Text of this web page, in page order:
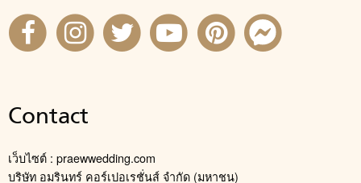
Contact
เว็บไซต์ : praewwedding.com
บริษัท อมรินทร์ คอร์เปอเรชั่นส์ จำกัด (มหาชน)